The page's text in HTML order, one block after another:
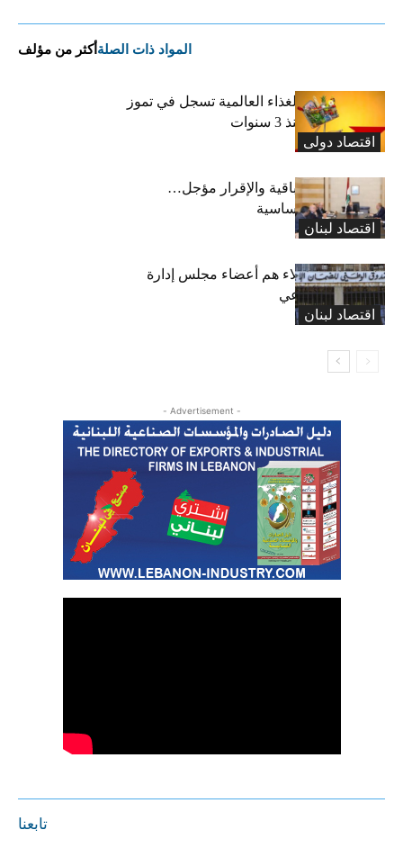
المواد ذات الصلة أكثر من مؤلف
اقتصاد دولی
“الفاو”: أسعار الغذاء العالمية تسجل في تموز
أعلى مستوى منذ 3 سنوات
اقتصاد لبنان
رسوم النفايات باقية والإقرار مؤجل…
واستثناء لمواد أساسية
اقتصاد لبنان
بعد 19 عاماً: هؤلاء هم أعضاء مجلس إدارة
الضمان الاجتماعي
- Advertisement -
تابعنا